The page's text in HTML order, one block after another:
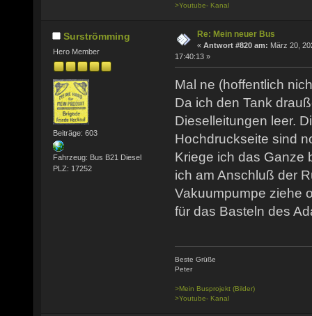
>Youtube- Kanal
Surströmming
Hero Member
Beiträge: 603
Fahrzeug: Bus B21 Diesel
PLZ: 17252
Re: Mein neuer Bus
« Antwort #820 am: März 20,
17:40:13 »
Mal ne (hoffentlich
Da ich den Tank
Dieselleitungen leer.
Hochdruckseite sind
Kriege ich das Ganze
ich am Anschluß der
Vakuumpumpe ziehe
für das Basteln des
Beste Grüße
Peter
>Mein Busprojekt (Bilder)
>Youtube- Kanal